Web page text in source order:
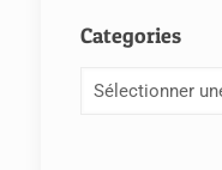
Categories
Categories